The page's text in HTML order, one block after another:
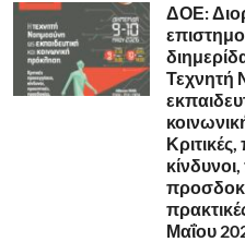
ΔΟΕ:
Τεχνητή
Μαΐου